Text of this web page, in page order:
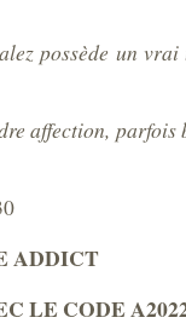
possède un
affection, parfois
ADDICT
LE CODE